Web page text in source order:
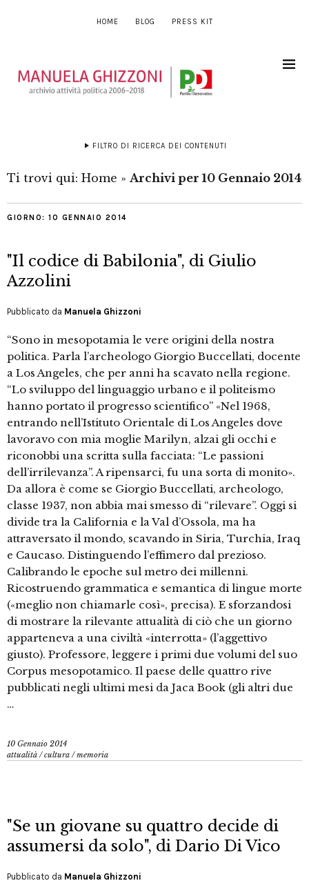
HOME BLOG PRESS KIT
FILTRO DI RICERCA DEI CONTENUTI
Ti trovi qui: Home » Archivi per 10 Gennaio 2014
GIORNO: 10 GENNAIO 2014
"Il codice di Babilonia", di Giulio
Azzolini
Pubblicato da Manuela Ghizzoni
“Sono in mesopotamia le vere origini della nostra
politica. Parla l’archeologo Giorgio Buccellati, docente
a Los Angeles, che per anni ha scavato nella regione.
“Lo sviluppo del linguaggio urbano e il politeismo
hanno portato il progresso scientifico” «Nel 1968,
entrando nell’Istituto Orientale di Los Angeles dove
lavoravo con mia moglie Marilyn, alzai gli occhi e
riconobbi una scritta sulla facciata: “Le passioni
dell’irrilevanza”. A ripensarci, fu una sorta di monito».
Da allora è come se Giorgio Buccellati, archeologo,
classe 1937, non abbia mai smesso di “rilevare”. Oggi si
divide tra la California e la Val d’Ossola, ma ha
attraversato il mondo, scavando in Siria, Turchia, Iraq
e Caucaso. Distinguendo l’effimero dal prezioso.
Calibrando le epoche sul metro dei millenni.
Ricostruendo grammatica e semantica di lingue morte
(«meglio non chiamarle così», precisa). E sforzandosi
di mostrare la rilevante attualità di ciò che un giorno
apparteneva a una civiltà «interrotta» (l’aggettivo
giusto). Professore, leggere i primi due volumi del suo
Corpus mesopotamico. Il paese delle quattro rive
pubblicati negli ultimi mesi da Jaca Book (gli altri due
…
10 Gennaio 2014
attualità /cultura /memoria
"Se un giovane su quattro decide di
assumersi da solo", di Dario Di Vico
Pubblicato da Manuela Ghizzoni